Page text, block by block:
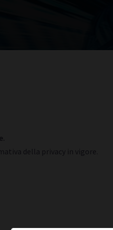
della privacy in vigore.